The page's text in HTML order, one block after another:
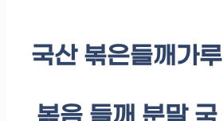
국산 볶은들깨가루